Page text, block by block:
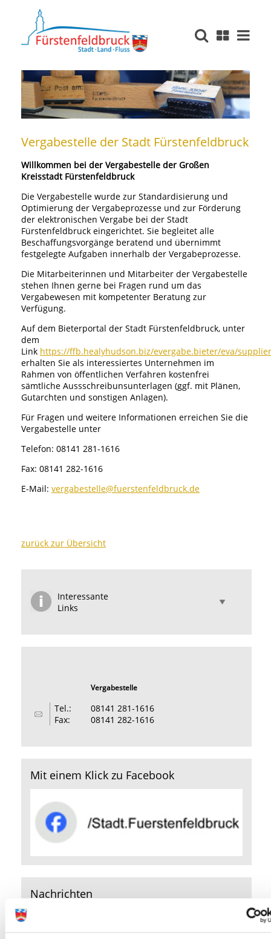
Vergabestelle der Stadt Fürstenfeldbruck
Willkommen bei der Vergabestelle der Großen
Kreisstadt Fürstenfeldbruck
Die Vergabestelle wurde zur Standardisierung und
Optimierung der Vergabeprozesse und zur Förderung
der elektronischen Vergabe bei der Stadt
Fürstenfeldbruck eingerichtet. Sie begleitet alle
Beschaffungsvorgänge beratend und übernimmt
festgelegte Aufgaben innerhalb der Vergabeprozesse.
Die Mitarbeiterinnen und Mitarbeiter der Vergabestelle
stehen Ihnen gerne bei Fragen rund um das
Vergabewesen mit kompetenter Beratung zur
Verfügung.
Auf dem Bieterportal der Stadt Fürstenfeldbruck, unter
dem
Link https://ffb.healyhudson.biz/evergabe.bieter/eva/
erhalten Sie als interessiertes Unternehmen im
Rahmen von öffentlichen Verfahren kostenfrei
sämtliche Aussschreibunsunterlagen (ggf. mit Plänen,
Gutarchten und sonstigen Anlagen).
Für Fragen und weitere Informationen erreichen Sie die
Vergabestelle unter
Telefon: 08141 281-1616
Fax: 08141 282-1616
E-Mail: vergabestelle@fuerstenfeldbruck.de
zurück zur Übersicht
Interessante
Links
Vergabestelle
Tel.:
08141 281-1616
Fax:
08141 282-1616
Mit einem Klick zu Facebook
Nachrichten